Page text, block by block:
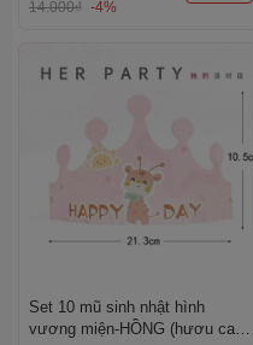
14.000₫ -4%
Set 10 mũ sinh nhật hình
vương miện-HỒNG (hươu cao